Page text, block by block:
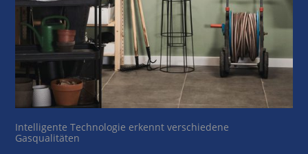
Intelligente Technologie erkennt verschiedene
Gasqualitäten